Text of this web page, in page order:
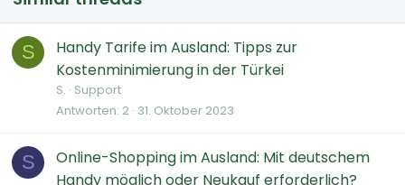
S
Handy Tarife im Ausland: Tipps zur
Kostenminimierung in der Türkei
S. Support
Antworten 2 31. Oktober 2023
S
Online-Shopping im Ausland: Mit deutschem
Handy möglich oder Neukauf erforderlich?